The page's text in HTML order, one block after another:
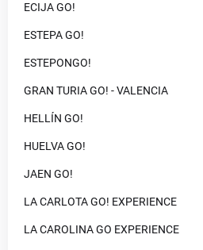
ECIJA GO!
ESTEPA GO!
ESTEPONGO!
GRAN TURIA GO! - VALENCIA
HELLÍN GO!
HUELVA GO!
JAEN GO!
LA CARLOTA GO! EXPERIENCE
LA CAROLINA GO EXPERIENCE